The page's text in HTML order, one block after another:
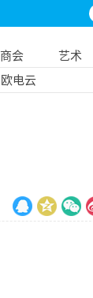
商会
艺术
欧电云